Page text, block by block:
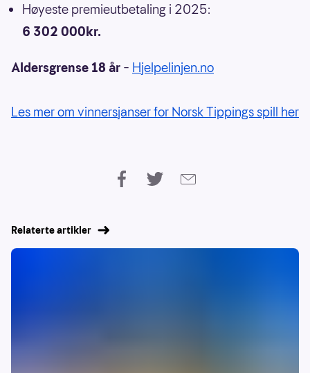
Høyeste premieutbetaling i 2025:
6 302 000kr.
Aldersgrense 18 år – Hjelpelinjen.no
Les mer om vinnersjanser for Norsk Tippings spill her
Relaterte artikler